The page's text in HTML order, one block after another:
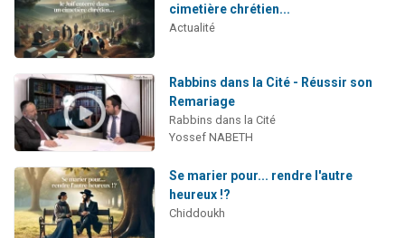
cimetière chrétien...
Actualité
Rabbins dans la Cité - Réussir son
Remariage
Rabbins dans la Cité
Yossef NABETH
Se marier pour... rendre l'autre
heureux !?
Chiddoukh